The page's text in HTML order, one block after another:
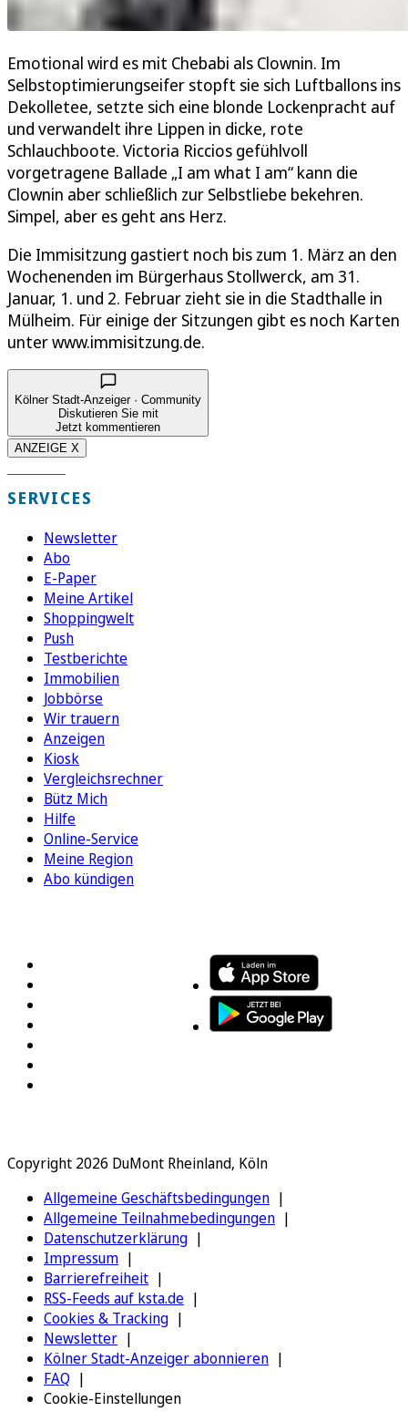
Emotional wird es mit Chebabi als Clownin. Im
Selbstoptimierungseifer stopft sie sich Luftballons ins
Dekolletee, setzte sich eine blonde Lockenpracht auf
und verwandelt ihre Lippen in dicke, rote
Schlauchboote. Victoria Riccios gefühlvoll
vorgetragene Ballade „I am what I am“ kann die
Clownin aber schließlich zur Selbstliebe bekehren.
Simpel, aber es geht ans Herz.
Die Immisitzung gastiert noch bis zum 1. März an den
Wochenenden im Bürgerhaus Stollwerck, am 31.
Januar, 1. und 2. Februar zieht sie in die Stadthalle in
Mülheim. Für einige der Sitzungen gibt es noch Karten
unter www.immisitzung.de.
Kölner Stadt-Anzeiger · Community
Diskutieren Sie mit
Jetzt kommentieren
ANZEIGE X
SERVICES
Newsletter
Abo
E-Paper
Meine Artikel
Shoppingwelt
Push
Testberichte
Immobilien
Jobbörse
Wir trauern
Anzeigen
Kiosk
Vergleichsrechner
Bütz Mich
Hilfe
Online-Service
Meine Region
Abo kündigen
Copyright 2026 DuMont Rheinland, Köln
Allgemeine Geschäftsbedingungen
Allgemeine Teilnahmebedingungen
Datenschutzerklärung
Impressum
Barrierefreiheit
RSS-Feeds auf ksta.de
Cookies & Tracking
Newsletter
Kölner Stadt-Anzeiger abonnieren
FAQ
Cookie-Einstellungen